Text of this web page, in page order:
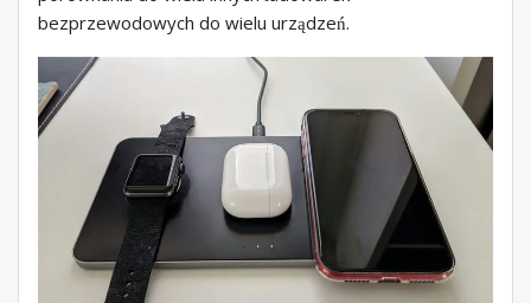
bezprzewodowych do wielu urządzeń.